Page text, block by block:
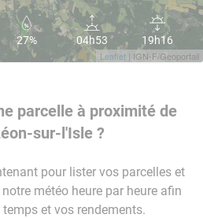
Leaflet | IGN-F/Geoportail
27% 04h53 19h16
parcelle à proximité de
sur-l'Isle ?
pour lister vos parcelles et
météo heure par heure afin
temps et vos rendements.